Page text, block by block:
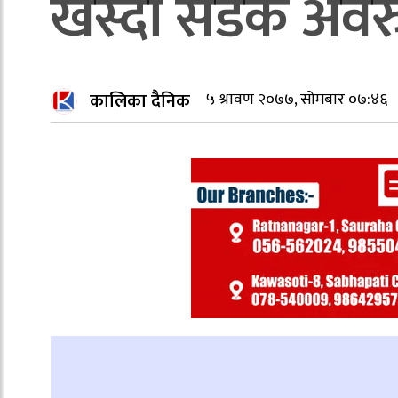
खस्दा सडक
कालिका दैनिक ५ श्रावण २०७७, सोमबार ०७:४६